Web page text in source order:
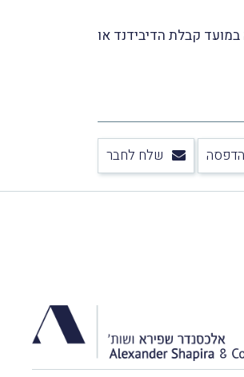
לישראל חייבת במס בשיעור 25%, אלא אם הקרן הייתה במועד קבלת הדיבידנד או
שלח לחבר